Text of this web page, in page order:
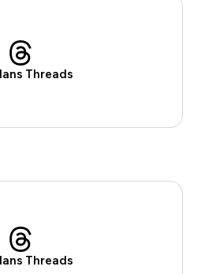
Threads
Threads